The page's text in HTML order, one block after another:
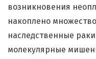
возникновения
накоплено
наследственные
молекулярные